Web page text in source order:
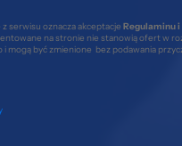
serwisu oznacza akceptacje Regulaminu i
na stronie nie stanowią ofert w
i mogą być zmienione bez podawania